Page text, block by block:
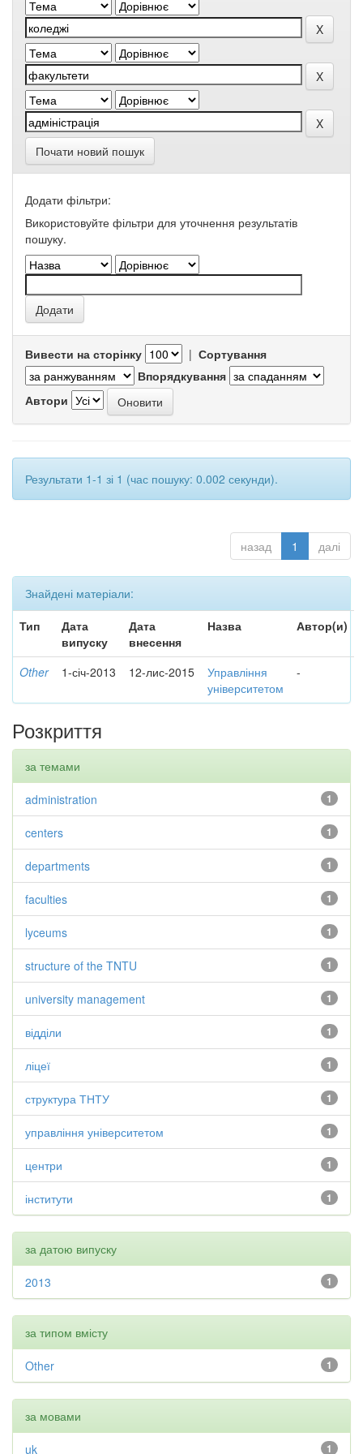
Почати новий пошук
Додати фільтри:
Використовуйте фільтри для уточнення результатів
пошуку.
Вивести на сторінку | Сортування
Впорядкування
Автори
Результати 1-1 зі 1 (час пошуку: 0.002 секунди).
назад 1 далі
Знайдені матеріали:
Тип
Дата
випуску
Дата
внесення
Назва Автор(и)
Other 1-січ-2013 12-лис-2015
Управління
університетом
-
Розкриття
за темами
1
administration
1
centers
1
departments
1
faculties
1
lyceums
1
structure of the TNTU
1
university management
1
відділи
1
ліцеї
1
структура ТНТУ
1
управління університетом
1
центри
1
інститути
за датою випуску
1
2013
за типом вмісту
1
Other
за мовами
1
uk